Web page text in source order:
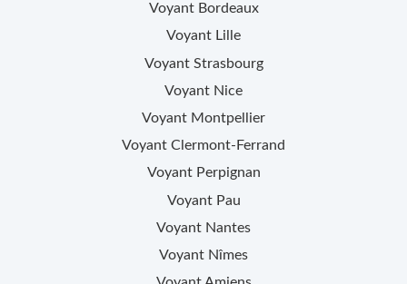
Voyant Bordeaux
Voyant Lille
Voyant Strasbourg
Voyant Nice
Voyant Montpellier
Voyant Clermont-Ferrand
Voyant Perpignan
Voyant Pau
Voyant Nantes
Voyant Nîmes